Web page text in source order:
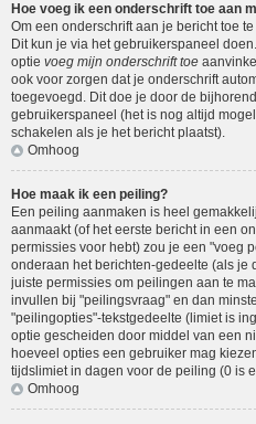
Hoe voeg ik een onderschrift toe aan
Om een onderschrift aan je bericht toe
Dit kun je via het gebruikerspaneel
optie voeg mijn onderschrift toe
ook voor zorgen dat je onderschrift
toegevoegd. Dit doe je door de
gebruikerspaneel (het is nog altijd
schakelen als je het bericht plaatst).
Omhoog
Hoe maak ik een peiling?
Een peiling aanmaken is heel
aanmaakt (of het eerste bericht in een
permissies voor hebt) zou je een "voeg
onderaan het berichten-gedeelte (als je
juiste permissies om peilingen aan te
invullen bij "peilingsvraag" en dan
"peilingopties"-tekstgedeelte (limiet is
optie gescheiden door middel van een
hoeveel opties een gebruiker mag
tijdslimiet in dagen voor de peiling (0 is
Omhoog